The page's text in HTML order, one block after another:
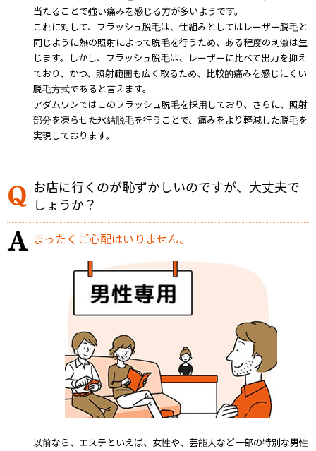
当たることで強い痛みを感じる方が多いようです。
これに対して、フラッシュ脱毛は、仕組みとしてはレーザー脱毛と
同じように熱の照射によって脱毛を行うため、ある程度の刺激は生
じます。しかし、フラッシュ脱毛は、レーザーに比べて出力を抑え
ており、かつ、照射範囲も広く取るため、比較的痛みを感じにくい
脱毛方式であると言えます。
アダムワンではこのフラッシュ脱毛を採用しており、さらに、照射
部分を凍らせた氷結脱毛を行うことで、痛みをより軽減した脱毛を
実現しております。
お店に行くのが恥ずかしいのですが、大丈夫で
しょうか？
まったくご心配はいりません。
以前なら、エステといえば、女性や、芸能人など一部の特別な男性